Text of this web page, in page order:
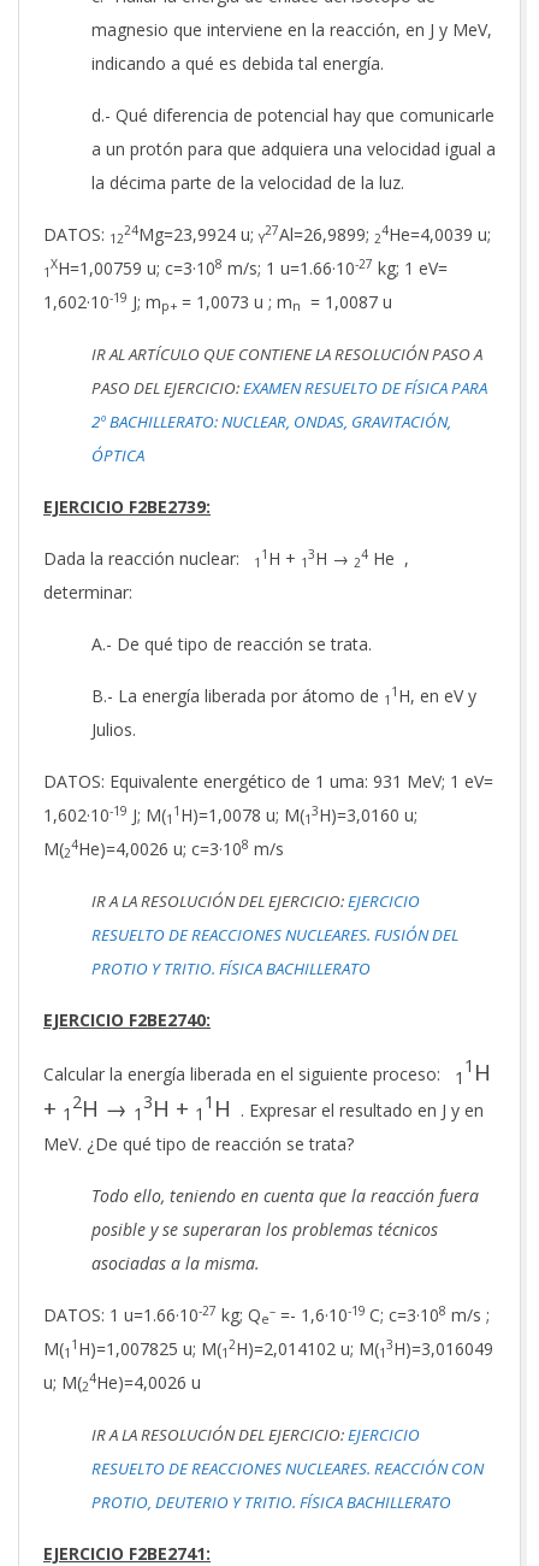
magnesio que interviene en la reacción, en J y MeV,
indicando a qué es debida tal energía.
d.- Qué diferencia de potencial hay que comunicarle
a un protón para que adquiera una velocidad igual a
la décima parte de la velocidad de la luz.
DATOS: 12
24Mg=23,9924 u;Y
27Al=26,9899; 2
4He=4,0039 u;
1
XH=1,00759 u; c=3·108 m/s; 1 u=1.66·10-27 kg; 1 eV=
1,602·10-19 J; mp+ = 1,0073 u ; mn = 1,0087 u
IR AL ARTÍCULO QUE CONTIENE LA RESOLUCIÓN PASO A
PASO DEL EJERCICIO:EXAMEN RESUELTO DE FÍSICA PARA
2º BACHILLERATO: NUCLEAR, ONDAS, GRAVITACIÓN,
ÓPTICA
EJERCICIO F2BE2739:
Dada la reacción nuclear: 1
1 H + 1
3H → 2
4 He ,
determinar:
A.- De qué tipo de reacción se trata.
B.- La energía liberada por átomo de 1
1 H, en eV y
Julios.
DATOS: Equivalente energético de 1 uma: 931 MeV; 1 eV=
1,602·10-19 J; M(1
1 H)=1,0078 u; M(1
3H)=3,0160 u;
M(2
4He)=4,0026 u; c=3·108 m/s
IR A LA RESOLUCIÓN DEL EJERCICIO:EJERCICIO
RESUELTO DE REACCIONES NUCLEARES. FUSIÓN DEL
PROTIO Y TRITIO. FÍSICA BACHILLERATO
EJERCICIO F2BE2740:
Calcular la energía liberada en el siguiente proceso: 1
1 H
+ 1
2H → 1
3H + 1
1 H . Expresar el resultado en J y en
MeV. ¿De qué tipo de reacción se trata?
Todo ello, teniendo en cuenta que la reacción fuera
posible y se superaran los problemas técnicos
asociadas a la misma.
DATOS: 1 u=1.66·10-27 kg; Qe
– =- 1,6·10-19 C; c=3·108 m/s ;
M(1
1 H)=1,007825 u; M(1
2H)=2,014102 u; M(1
3H)=3,016049
u; M(2
4He)=4,0026 u
IR A LA RESOLUCIÓN DEL EJERCICIO:EJERCICIO
RESUELTO DE REACCIONES NUCLEARES. REACCIÓN CON
PROTIO, DEUTERIO Y TRITIO. FÍSICA BACHILLERATO
EJERCICIO F2BE2741: